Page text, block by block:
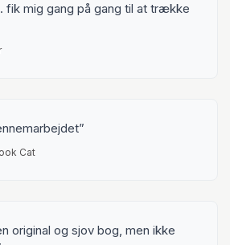
fik mig gang på gang til at trække
Cat
original og sjov bog, men ikke